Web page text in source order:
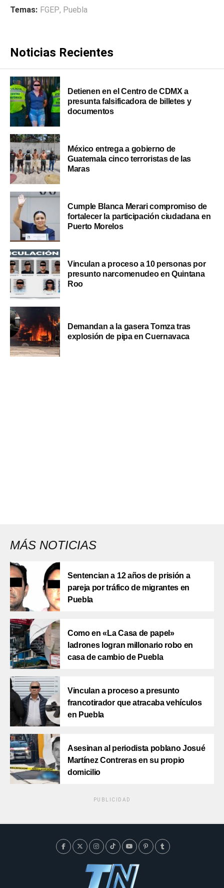
Temas: FGEP, Puebla
Noticias Recientes
Detienen en el Centro de CDMX a
presunta falsificadora de billetes y
documentos
México entrega a gobierno de
Guatemala cinco terroristas de las
Maras
Cumple Blanca Merari compromiso de
fortalecer la participación ciudadana en
Puerto Morelos
Vinculan a proceso a 10 personas por
presunto narcomenudeo en Quintana
Roo
Demandan a la gasera Tomza tras
explosión de pipa en Cuernavaca
MÁS NOTICIAS
Sentencian a 12 años de prisión a
pareja por tráfico de migrantes en
Puebla
Como en «La Casa de papel»
ladrones logran millonario robo en
casa de cambio de Puebla
Vinculan a proceso a presunto
francotirador que atracaba vehículos
en Puebla
Asesinan al periodista poblano Josué
Martínez Contreras en su propio
domicilio
PUBLICIDAD